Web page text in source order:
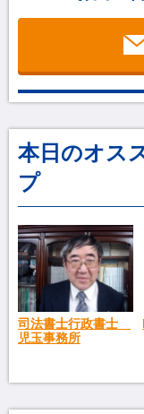
本日のオス
プ
司法書士行政書士
児玉事務所